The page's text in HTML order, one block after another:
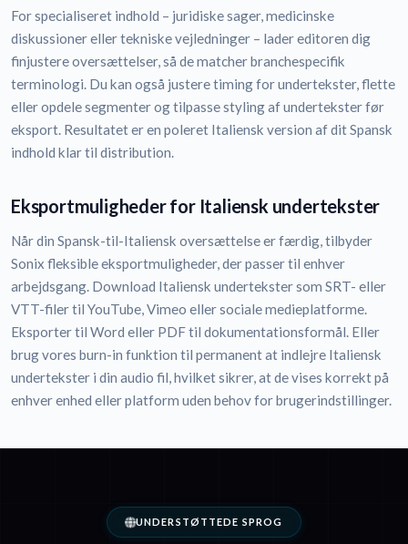
For specialiseret indhold – juridiske sager, medicinske
diskussioner eller tekniske vejledninger – lader editoren dig
finjustere oversættelser, så de matcher branchespecifik
terminologi. Du kan også justere timing for undertekster, flette
eller opdele segmenter og tilpasse styling af undertekster før
eksport. Resultatet er en poleret Italiensk version af dit Spansk
indhold klar til distribution.
Eksportmuligheder for Italiensk undertekster
Når din Spansk-til-Italiensk oversættelse er færdig, tilbyder
Sonix fleksible eksportmuligheder, der passer til enhver
arbejdsgang. Download Italiensk undertekster som SRT- eller
VTT-filer til YouTube, Vimeo eller sociale medieplatforme.
Eksporter til Word eller PDF til dokumentationsformål. Eller
brug vores burn-in funktion til permanent at indlejre Italiensk
undertekster i din audio fil, hvilket sikrer, at de vises korrekt på
enhver enhed eller platform uden behov for brugerindstillinger.
UNDERSTØTTEDE SPROG